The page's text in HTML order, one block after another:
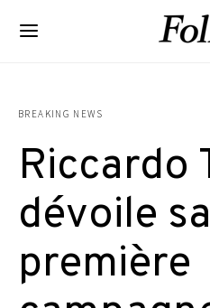
BREAKING NEWS
Riccardo
dévoile sa
première